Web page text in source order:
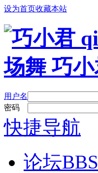
设为首页收藏本站
用户名
密码
快捷导航
论坛BBS